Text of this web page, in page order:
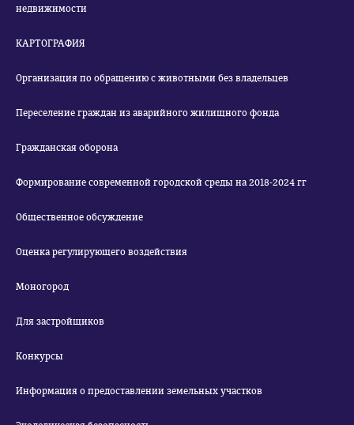
недвижимости
КАРТОГРАФИЯ
Организация по обращению с животными без владельцев
Переселение граждан из аварийного жилищного фонда
Гражданская оборона
Формирование современной городской среды на 2018-2024 гг
Общественное обсуждение
Оценка регулирующего воздействия
Моногород
Для застройщиков
Конкурсы
Информация о предоставлении земельных участков